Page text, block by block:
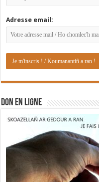
Adresse email:
DON EN LIGNE